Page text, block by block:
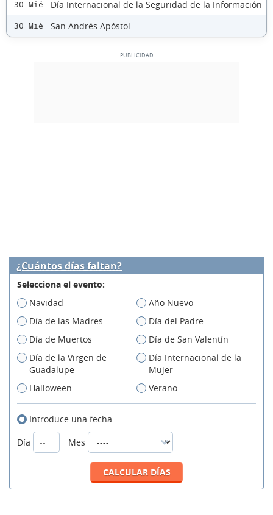
30 Mié Día Internacional de la Seguridad de la Información
30 Mié San Andrés Apóstol
¿Cuántos días faltan?
Selecciona el evento:
Navidad
Año Nuevo
Día de las Madres
Día del Padre
Día de Muertos
Día de San Valentín
Día de la Virgen de
Guadalupe
Día Internacional de la
Mujer
Halloween
Verano
Introduce una fecha
Día
Mes